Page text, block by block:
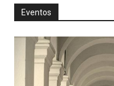
Eventos